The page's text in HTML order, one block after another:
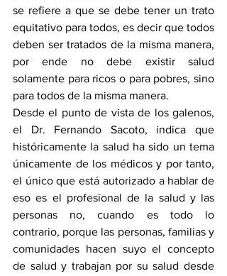
se refiere a que se debe tener un trato
equitativo para todos, es decir que todos
deben ser tratados de la misma manera,
por ende no debe existir salud
solamente para ricos o para pobres, sino
para todos de la misma manera.
Desde el punto de vista de los galenos,
el Dr. Fernando Sacoto, indica que
históricamente la salud ha sido un tema
únicamente de los médicos y por tanto,
el único que está autorizado a hablar de
eso es el profesional de la salud y las
personas no, cuando es todo lo
contrario, porque las personas, familias y
comunidades hacen suyo el concepto
de salud y trabajan por su salud desde